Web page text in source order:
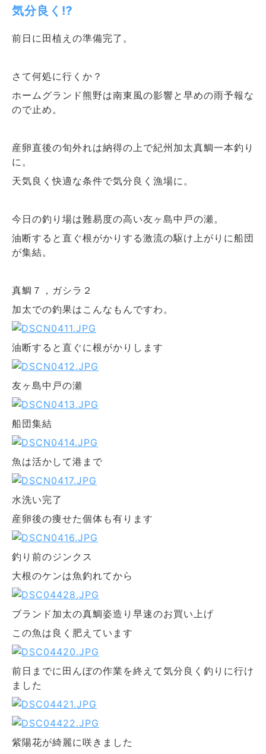
気分良く⁉
前日に田植えの準備完了。
さて何処に行くか？
ホームグランド熊野は南東風の影響と早めの雨予報な
ので止め。
産卵直後の旬外れは納得の上で紀州加太真鯛一本釣り
に。
天気良く快適な条件で気分良く漁場に。
今日の釣り場は難易度の高い友ヶ島中戸の瀬。
油断すると直ぐ根がかりする激流の駆け上がりに船団
が集結。
真鯛７，ガシラ２
加太での釣果はこんなもんですわ。
油断すると直ぐに根がかりします
友ヶ島中戸の瀬
船団集結
魚は活かして港まで
水洗い完了
産卵後の痩せた個体も有ります
釣り前のジンクス
大根のケンは魚釣れてから
ブランド加太の真鯛姿造り早速のお買い上げ
この魚は良く肥えています
前日までに田んぼの作業を終えて気分良く釣りに行け
ました
紫陽花が綺麗に咲きました